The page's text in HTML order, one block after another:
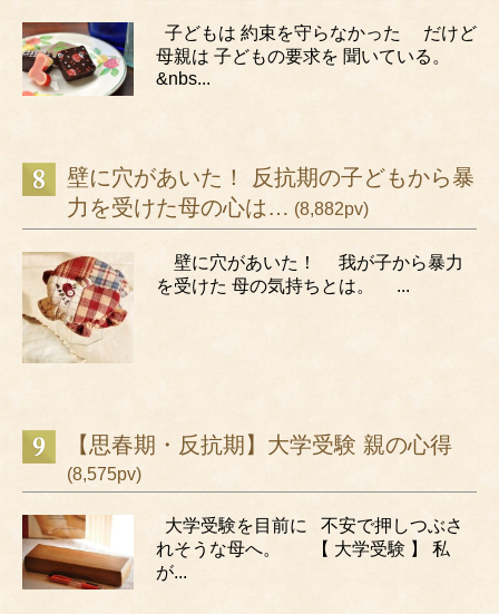
子どもは 約束を守らなかった だけど
母親は 子どもの要求を 聞いている。
&nbs...
壁に穴があいた！ 反抗期の子どもから暴
力を受けた母の心は… (8,882pv)
壁に穴があいた！ 我が子から暴力
を受けた 母の気持ちとは。 ...
【思春期・反抗期】大学受験 親の心得
(8,575pv)
大学受験を目前に 不安で押しつぶさ
れそうな母へ。 【 大学受験 】 私
が...